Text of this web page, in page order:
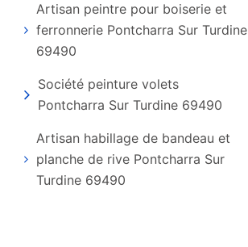
Artisan peintre pour boiserie et
ferronnerie Pontcharra Sur Turdine
69490
Société peinture volets
Pontcharra Sur Turdine 69490
Artisan habillage de bandeau et
planche de rive Pontcharra Sur
Turdine 69490